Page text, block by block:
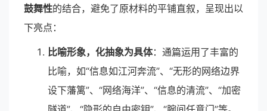
鼓舞性的结合，避免了原材料的平铺直叙，呈现出以
下亮点：
比喻形象，化抽象为具体：通篇运用了丰富的
比喻，如“信息如江河奔流”、“无形的网络边界
设下藩篱”、“网络海洋”、“信息的清流”、“加密